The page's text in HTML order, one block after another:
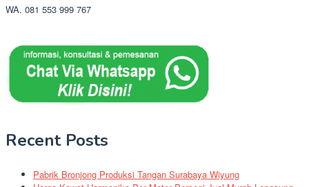
WA. 081 553 999 767
Recent Posts
Pabrik Bronjong Produksi Tangan Surabaya Wiyung